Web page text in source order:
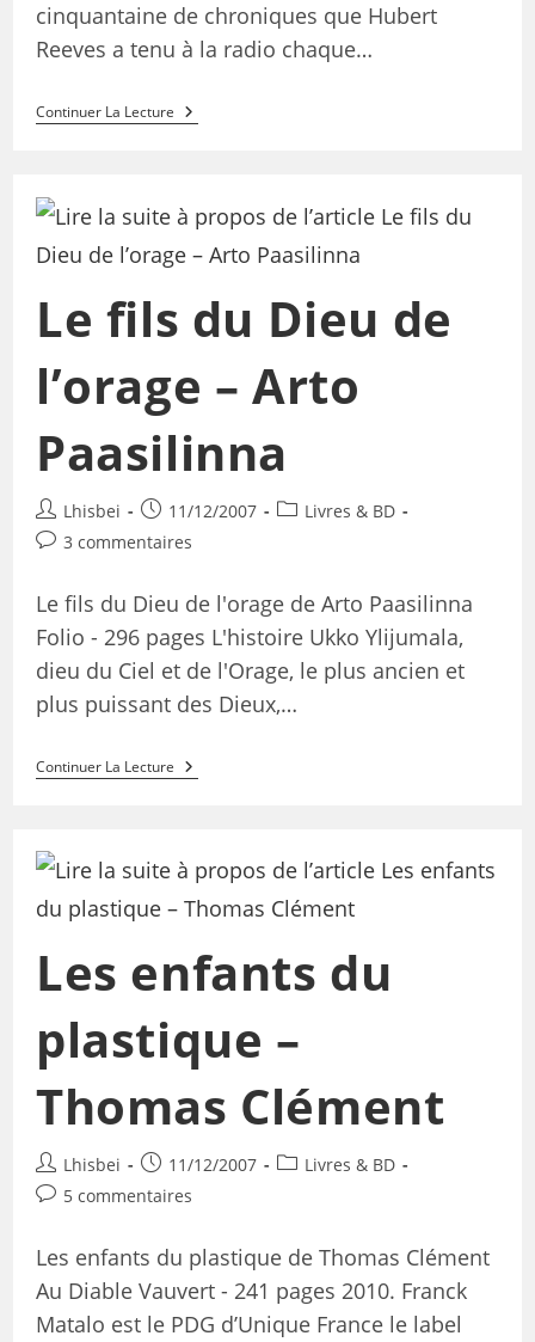
cinquantaine de chroniques que Hubert
Reeves a tenu à la radio chaque…
Continuer La Lecture
Le fils du Dieu de
l’orage – Arto
Paasilinna
Lhisbei 11/12/2007
Livres & BD
3 commentaires
Le fils du Dieu de l'orage de Arto Paasilinna
Folio - 296 pages L'histoire Ukko Ylijumala,
dieu du Ciel et de l'Orage, le plus ancien et
plus puissant des Dieux,…
Continuer La Lecture
Les enfants du
plastique –
Thomas Clément
Lhisbei 11/12/2007
Livres & BD
5 commentaires
Les enfants du plastique de Thomas Clément
Au Diable Vauvert - 241 pages 2010. Franck
Matalo est le PDG d’Unique France le label